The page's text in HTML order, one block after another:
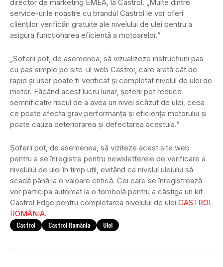
director de marketing EMEA, la Castrol. „Multe dintre
service-urile noastre cu brandul Castrol le vor oferi
clienților verificări gratuite ale nivelului de ulei pentru a
asigura funcționarea eficientă a motoarelor.”
„Șoferii pot, de asemenea, să vizualizeze instrucțiuni pas
cu pas simple pe site-ul web Castrol, care arată cât de
rapid și ușor poate fi verificat și completat nivelul de ulei de
motor. Făcând acest lucru lunar, șoferii pot reduce
semnificativ riscul de a avea un nivel scăzut de ulei, ceea
ce poate afecta grav performanța și eficiența motorului și
poate cauza deteriorarea și defectarea acestuia.”
Șoferii pot, de asemenea, să viziteze acest site web
pentru a se înregistra pentru newsletterele de verificare a
nivelului de ulei în timp util, evitând ca nivelul uleiului să
scadă până la o valoare critică. Cei care se înregistrează
vor participa automat la o tombolă pentru a câștiga un kit
Castrol Edge pentru completarea nivelului de ulei CASTROL
ROMÂNIA.
Castrol Castrol România Ulei